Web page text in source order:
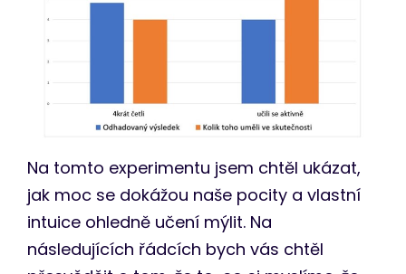
Na tomto experimentu jsem chtěl ukázat,
jak moc se dokážou naše pocity a vlastní
intuice ohledně učení mýlit. Na
následujících řádcích bych vás chtěl